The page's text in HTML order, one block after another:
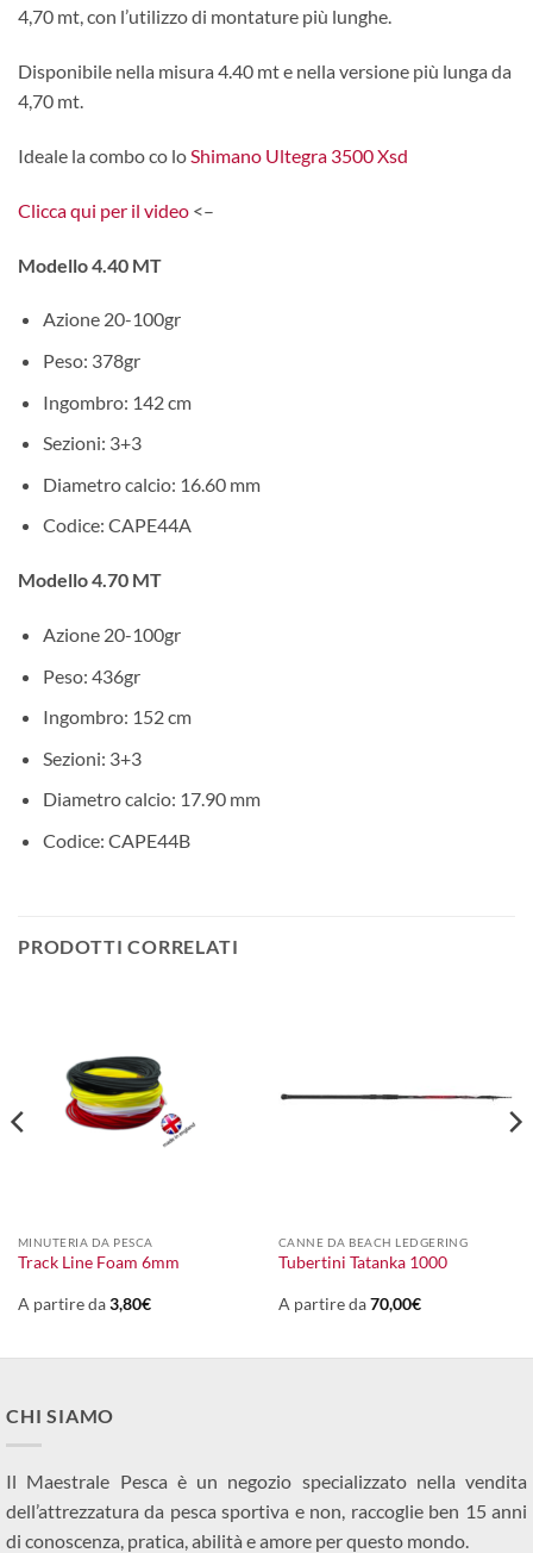
4,70 mt, con l’utilizzo di montature più lunghe.
Disponibile nella misura 4.40 mt e nella versione più lunga da
4,70 mt.
Ideale la combo co loShimano Ultegra 3500 Xsd
Clicca qui per il video <–
Modello 4.40 MT
Azione 20-100gr
Peso: 378gr
Ingombro: 142 cm
Sezioni: 3+3
Diametro calcio: 16.60 mm
Codice: CAPE44A
Modello 4.70 MT
Azione 20-100gr
Peso: 436gr
Ingombro: 152 cm
Sezioni: 3+3
Diametro calcio: 17.90 mm
Codice: CAPE44B
PRODOTTI CORRELATI
MINUTERIA DA PESCA
Track Line Foam 6mm
A partire da3,80€
CANNE DA BEACH LEDGERING
Tubertini Tatanka 1000
A partire da70,00€
CHI SIAMO
Il Maestrale Pesca è un negozio specializzato nella vendita
dell’attrezzatura da pesca sportiva e non, raccoglie ben 15 anni
di conoscenza, pratica, abilità e amore per questo mondo.